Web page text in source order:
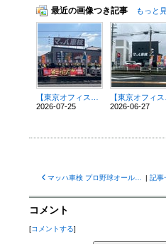
最近の画像つき記事 もっと
2026-07-25
2026-06-27
| 記事
コメント
[コメントする]